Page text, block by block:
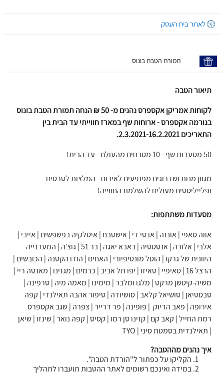
לאתר בית העסק
תמורת הטבת בונוס
תיאור הטבה
לקוחות אמריקן אקספרס נהנים מ- 50 ₪ הנחה תמורת הטבת בונוס
בגורמה אקספרס - ארוחות שף במארז חווייתי עד הבית בין
התאריכים 2.3.2021-16.2.2021.
50 מסעדות שף - 10 מטבחים מהעולם - עד הבית!
מגוון מנות ושדרוגים מפתיעים לאירוח - המלצות לסרטים
ופלייליסטים מעולים להשלמת החווייה!
מסעדות משתתפות:
אווה סאפי | אונזה | או סי די | אישטבח | איטלקיה בפשפשים | אייבי |
אלבי | אלורה | אנסטסיה | באבא יאגה | בר 51 | גוצ׳ה | המעדנייה
היוונית של גרקו | הוטל מונטיפיורי | האחים | הודו הקטנה | הכובשים |
הרצל 16 | טאיפיי | טאיזו | יפו תל אביב | כרמים | מגזינו | מאנטה ריי |
משיה-קיטשן מרקט | מלגו ומלבר | מימינו | מאמה מיה | סרפינה |
סבסטיאן | סושיאל קלאב | סושיודה | סיפור אהבה תאילנדי | קפה
אירופה | פאב הדיוק | פופינה | פר דרייר | צפרה | שגב אקספרס
רמת החייל | קאב קם | קזינו סן רמו | קסיס | קפה נואר | שינזו | שיאן
| תאילנדית בסמטת סיני | TYO
איך נהנים מההטבה?
הקליקו על כפתור ל"הורדת הטבה".
במידה ואינכם רשומים לאתר ההטבות תועברו לתהליך